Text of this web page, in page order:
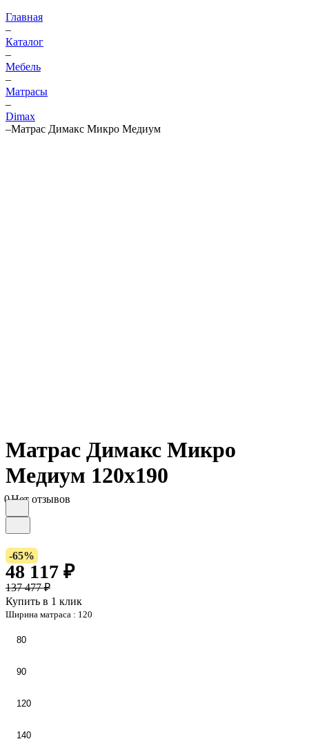
Главная
–
Каталог
–
Мебель
–
Матрасы
–
Dimax
–Матрас Димакс Микро Медиум
Матрас Димакс Микро
Медиум 120х190
0Нет отзывов
-65%
48 117 ₽
137 477 ₽
Купить в 1 клик
Ширина матраса : 120
80
90
120
140